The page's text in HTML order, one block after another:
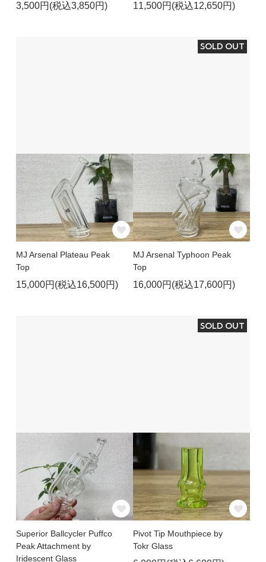
3,500円(税込3,850円) 11,500円(税込12,650円)
MJ Arsenal Plateau Peak
Top
15,000円(税込16,500円)
SOLD OUT
MJ Arsenal Typhoon Peak
Top
16,000円(税込17,600円)
Superior Ballcycler Puffco
Peak Attachment by
Iridescent Glass
SOLD OUT
Pivot Tip Mouthpiece by
Tokr Glass